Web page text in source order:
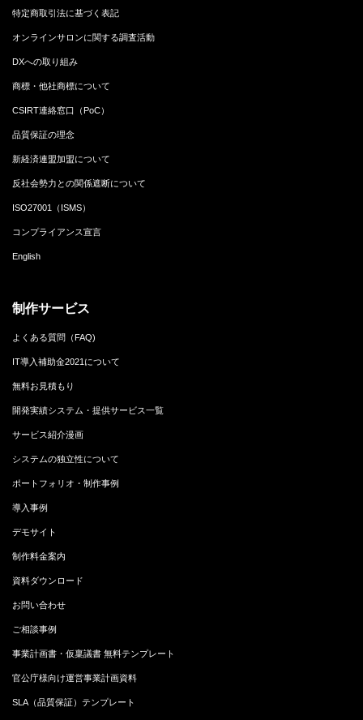
特定商取引法に基づく表記
オンラインサロンに関する調査活動
DXへの取り組み
商標・他社商標について
CSIRT連絡窓口（PoC）
品質保証の理念
新経済連盟加盟について
反社会勢力との関係遮断について
ISO27001（ISMS）
コンプライアンス宣言
English
制作サービス
よくある質問（FAQ)
IT導入補助金2021について
無料お見積もり
開発実績システム・提供サービス一覧
サービス紹介漫画
システムの独立性について
ポートフォリオ・制作事例
導入事例
デモサイト
制作料金案内
資料ダウンロード
お問い合わせ
ご相談事例
事業計画書・仮稟議書 無料テンプレート
官公庁様向け運営事業計画資料
SLA（品質保証）テンプレート